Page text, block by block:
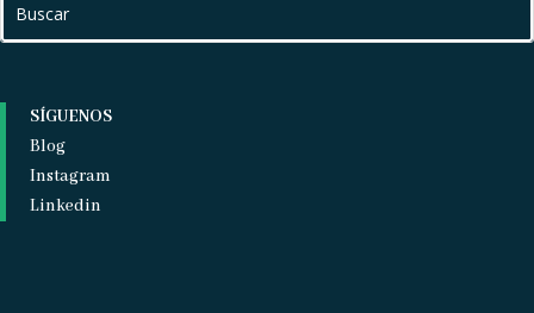
SÍGUENOS
Blog
Instagram
Linkedin